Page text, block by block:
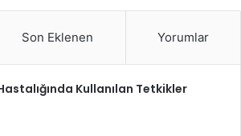
Son Eklenen Yorumlar
Kullanılan Tetkikler